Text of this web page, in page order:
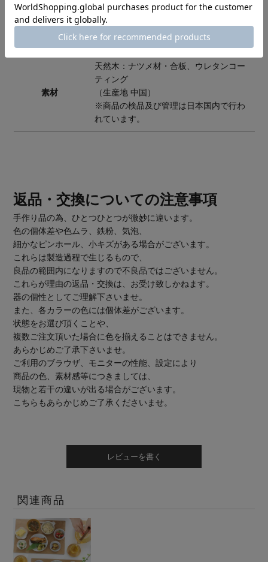
サイズ 幅36×奥行33×高さ1.5cm
素材
天然木：ナツメ材・合板、ウレタンコー
ティング
（生産地 中国）
※商品の検品及び管理は日本国内で行わ
れています。
返品・交換についての注意事項
手作り品の為、ひとつひとつが微妙に違います。
色の個体差や色ムラ、鉄粉、気泡、
細かなピンホール、小キズがある場合がございます。
これらは製造過程で生じるもので、
良品の範囲内になりますので不良品ではございません。
これらが理由の返品・交換は、お受け致しかねます。
器の個性としてご理解下さいませ。
また、各カラーの色には個体差がございます。
状態をお選び頂くことや、
複数ご注文頂いた場合に色を揃えることはできません。
あらかじめご了承下さいませ。
ご利用のブラウザ、モニターの性能、設定により
商品の色、素材感等につきましては、
現物と若干の違いが出る場合がございます。
こちらもあらかじめご了承くださいませ。
レビューを書く
関連商品